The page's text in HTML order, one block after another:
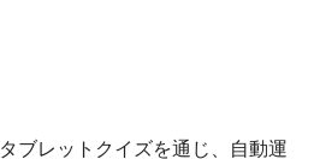
ブレットクイズを通じ、自動運